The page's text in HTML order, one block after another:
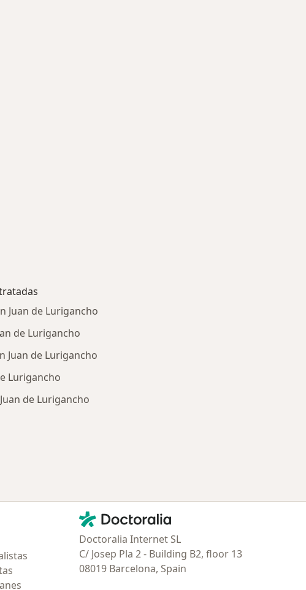
Juan de Lurigancho
de Lurigancho
Juan de Lurigancho
Lurigancho
de Lurigancho
Contacto
Doctoralia - Página de inicio
Doctoralia Internet SL
C/ Josep Pla 2 - Building B2, floor 13
08019 Barcelona, Spain